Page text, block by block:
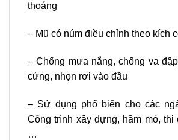
thoáng
– Mũ có núm điều chỉnh theo kích
– Chống mưa nắng, chống va
cứng, nhọn rơi vào đầu
– Sử dụng phổ biến cho các
Công trình xây dựng, hầm mỏ, thi
…